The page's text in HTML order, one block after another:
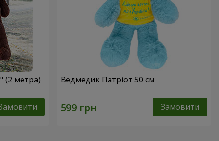
(2 метра) Ведмедик Патріот 50 см
Замовити